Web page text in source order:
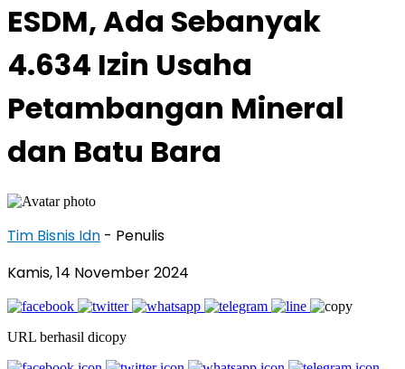
ESDM, Ada Sebanyak
4.634 Izin Usaha
Petambangan Mineral
dan Batu Bara
Tim Bisnis Idn - Penulis
Kamis, 14 November 2024
URL berhasil dicopy